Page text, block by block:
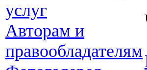
услуг
Авторам и
правообладателям